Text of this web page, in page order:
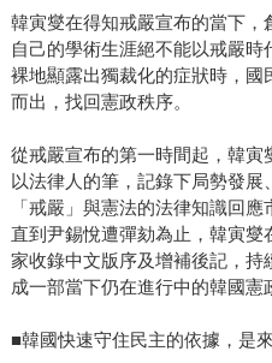
韓寅燮在得知戒嚴宣布的當下，
自己的學術生涯絕不能以戒嚴
裸地顯露出獨裁化的症狀時，
而出，找回憲政秩序。
從戒嚴宣布的第一時間起，韓寅
以法律人的筆，記錄下局勢發
「戒嚴」與憲法的法律知識回
直到尹錫悅遭彈劾為止，韓寅
家收錄中文版序及增補後記，
成一部當下仍在進行中的韓國憲
■韓國快速守住民主的依據，是